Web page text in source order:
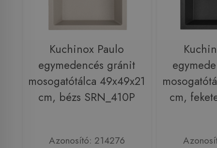
Kuchinox Paulo
egymedencés gránit
mosogatótálca 49x49x21
cm, bézs SRN_410P
Azonosító: 214276
cm,